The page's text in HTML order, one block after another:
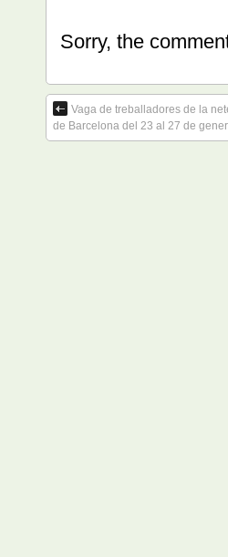
Sorry, the
Vaga de treballadores de la
de Barcelona del 23 al 27 de gener